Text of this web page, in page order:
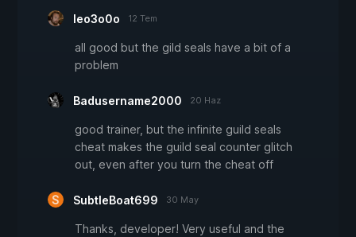
leo3o0o 12 Tem
all good but the gild seals have a bit of a
problem
Badusername2000 20 Haz
good trainer, but the infinite guild seals
cheat makes the guild seal counter glitch
out, even after you turn the cheat off
SubtleBoat699 30 May
Thanks, developer! Very useful and the